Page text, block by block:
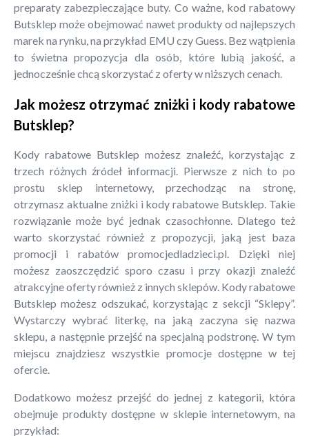
preparaty zabezpieczające buty. Co ważne, kod rabatowy
Butsklep może obejmować nawet produkty od najlepszych
marek na rynku, na przykład EMU czy Guess. Bez wątpienia
to świetna propozycja dla osób, które lubią jakość, a
jednocześnie chcą skorzystać z oferty w niższych cenach.
Jak możesz otrzymać zniżki i kody rabatowe
Butsklep?
Kody rabatowe Butsklep możesz znaleźć, korzystając z
trzech różnych źródeł informacji. Pierwsze z nich to po
prostu sklep internetowy, przechodząc na stronę,
otrzymasz aktualne zniżki i kody rabatowe Butsklep. Takie
rozwiązanie może być jednak czasochłonne. Dlatego też
warto skorzystać również z propozycji, jaką jest baza
promocji i rabatów promocjedladzieci.pl. Dzięki niej
możesz zaoszczędzić sporo czasu i przy okazji znaleźć
atrakcyjne oferty również z innych sklepów. Kody rabatowe
Butsklep możesz odszukać, korzystając z sekcji “Sklepy”.
Wystarczy wybrać literkę, na jaką zaczyna się nazwa
sklepu, a następnie przejść na specjalną podstronę. W tym
miejscu znajdziesz wszystkie promocje dostępne w tej
ofercie.
Dodatkowo możesz przejść do jednej z kategorii, która
obejmuje produkty dostępne w sklepie internetowym, na
przykład: